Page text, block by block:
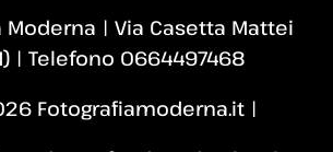
Moderna | Via Casetta Mattei
| Telefono 0664497468
Fotografiamoderna.it |